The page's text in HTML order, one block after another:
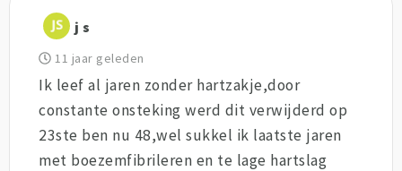
j s
11 jaar geleden
Ik leef al jaren zonder hartzakje,door
constante onsteking werd dit verwijderd op
23ste ben nu 48,wel sukkel ik laatste jaren
met boezemfibrileren en te lage hartslag